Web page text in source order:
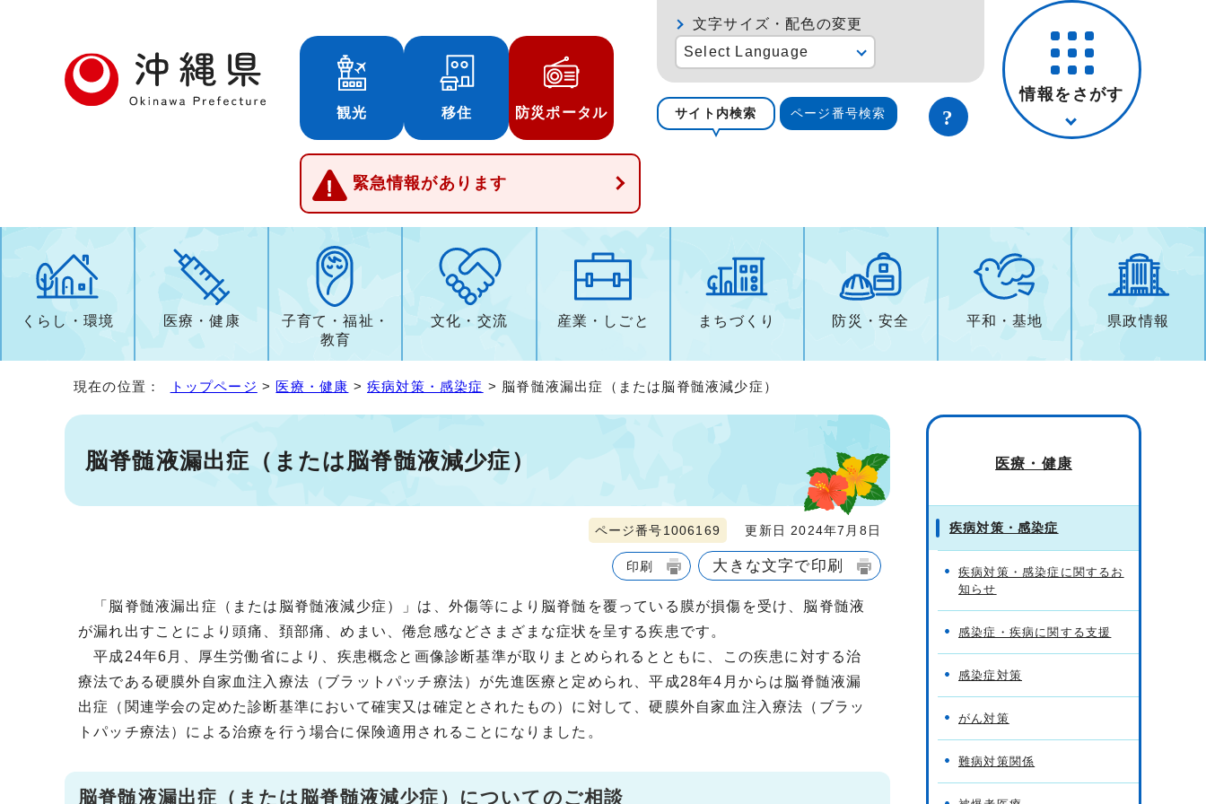
観光 移住 防災ポータル
緊急情報があります
文字サイズ・配色の変更
Select Language
サイト内検索 ページ番号検索
情報をさがす
くらし・環境 医療・健康
子育て・福祉・
教育
文化・交流 産業・しごと まちづくり 防災・安全 平和・基地 県政情報
現在の位置： トップページ > 医療・健康 >疾病対策・感染症 > 脳脊髄液漏出症（または脳脊髄液減少症）
脳脊髄液漏出症（または脳脊髄液減少症）
ページ番号1006169 更新日 2024年7月8日
印刷 大きな文字で印刷
「脳脊髄液漏出症（または脳脊髄液減少症）」は、外傷等により脳脊髄を覆っている膜が損傷を受け、脳脊髄液
が漏れ出すことにより頭痛、頚部痛、めまい、倦怠感などさまざまな症状を呈する疾患です。
平成24年6月、厚生労働省により、疾患概念と画像診断基準が取りまとめられるとともに、この疾患に対する治
療法である硬膜外自家血注入療法（ブラットパッチ療法）が先進医療と定められ、平成28年4月からは脳脊髄液漏
出症（関連学会の定めた診断基準において確実又は確定とされたもの）に対して、硬膜外自家血注入療法（ブラッ
トパッチ療法）による治療を行う場合に保険適用されることになりました。
脳脊髄液漏出症（または脳脊髄液減少症）についてのご相談
医療・健康
疾病対策・感染症
疾病対策・感染症に関するお
知らせ
感染症・疾病に関する支援
感染症対策
がん対策
難病対策関係